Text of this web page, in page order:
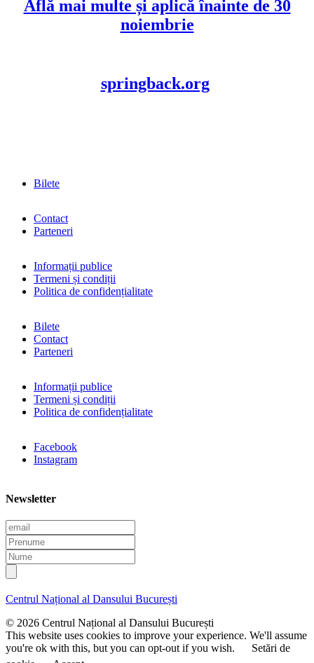
Află mai multe și aplică înainte de 30
noiembrie
springback.org
Bilete
Contact
Parteneri
Informații publice
Termeni și condiții
Politica de confidențialitate
Bilete
Contact
Parteneri
Informații publice
Termeni și condiții
Politica de confidențialitate
Facebook
Instagram
Newsletter
E
m
a
i
l
P
r
e
n
m
N
u
m
e
Centrul Național al Dansului București
© 2026 Centrul Național al Dansului București
This website uses cookies to improve your experience. We'll assume
you're ok with this, but you can opt-out if you wish.
Setări de